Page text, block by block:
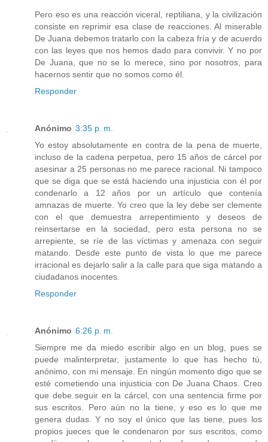
Pero eso es una reacción viceral, reptiliana, y la civilización
consiste en reprimir esa clase de reacciones. Al miserable
De Juana debemos tratarlo con la cabeza fría y de acuerdo
con las leyes que nos hemos dado para convivir. Y no por
De Juana, que no se lo merece, sino por nosotros, para
hacernos sentir que no somos como él.
Responder
Anónimo 3:35 p. m.
Yo estoy absolutamente en contra de la pena de muerte,
incluso de la cadena perpetua, pero 15 años de cárcel por
asesinar a 25 personas no me parece racional. Ni tampoco
que se diga que se está haciendo una injusticia con él por
condenarlo a 12 años por un artículo que contenía
amnazas de muerte. Yo creo que la ley debe ser clemente
con el que demuestra arrepentimiento y deseos de
reinsertarse en la sociedad, pero esta persona no se
arrepiente, se ríe de las víctimas y amenaza con seguir
matando. Desde este punto de vista lo que me parece
irracional es dejarlo salir a la calle para que siga matando a
ciudadanos inocentes.
Responder
Anónimo 6:26 p. m.
Siempre me da miedo escribir algo en un blog, pues se
puede malinterpretar, justamente lo que has hecho tú,
anónimo, con mi mensaje. En ningún momento digo que se
esté cometiendo una injusticia con De Juana Chaos. Creo
que debe seguir en la cárcel, con una sentencia firme por
sus escritos. Pero aún no la tiene, y eso es lo que me
genera dudas. Y no soy el único que las tiene, pues los
propios jueces que le condenaron por sus escritos, como